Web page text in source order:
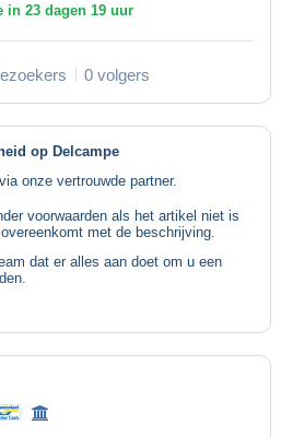
in 23 dagen 19 uur
0 volgers
op Delcampe
onze vertrouwde partner.
voorwaarden als het artikel niet is
met de beschrijving.
dat er alles aan doet om u een